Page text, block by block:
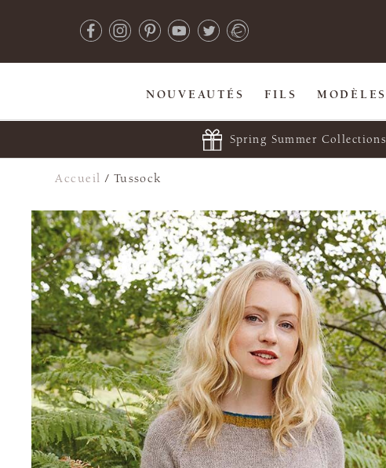
NOUVEAUTÉS FILS MODÈLES
Spring Summer Collections
Accueil / Tussock